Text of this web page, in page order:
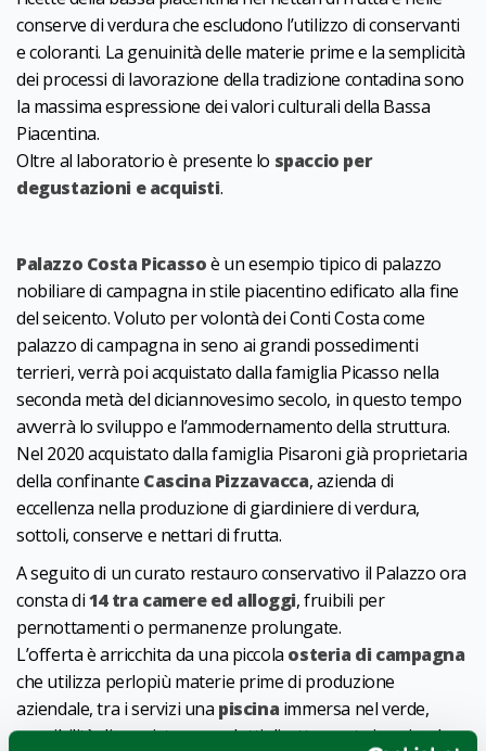
conserve di verdura che escludono l’utilizzo di conservanti
e coloranti. La genuinità delle materie prime e la semplicità
dei processi di lavorazione della tradizione contadina sono
la massima espressione dei valori culturali della Bassa
Piacentina.
Oltre al laboratorio è presente lo spaccio per
degustazioni e acquisti.
Palazzo Costa Picassoè un esempio tipico di palazzo
nobiliare di campagna in stile piacentino edificato alla fine
del seicento. Voluto per volontà dei Conti Costa come
palazzo di campagna in seno ai grandi possedimenti
terrieri, verrà poi acquistato dalla famiglia Picasso nella
seconda metà del diciannovesimo secolo, in questo tempo
avverrà lo sviluppo e l’ammodernamento della struttura.
Nel 2020 acquistato dalla famiglia Pisaroni già proprietaria
della confinante Cascina Pizzavacca, azienda di
eccellenza nella produzione di giardiniere di verdura,
sottoli, conserve e nettari di frutta.
A seguito di un curato restauro conservativo il Palazzo ora
consta di14 tra camere ed alloggi, fruibili per
pernottamenti o permanenze prolungate.
L’offerta è arricchita da una piccola osteria di campagna
che utilizza perlopiù materie prime di produzione
aziendale, tra i servizi unapiscinaimmersa nel verde,
possibilità di acquistare prodotti direttamente in azienda.